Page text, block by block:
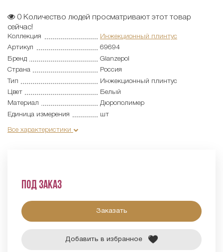
0 Количество людей просматривают этот товар
сейчас!
Коллекция
Инжекционный плинтус
Артикул
69694
Бренд
Glanzepol
Страна
Россия
Тип
Инжекционный плинтус
Цвет
Белый
Материал
Дюрополимер
Единица измерения
шт
Все характеристики
Под заказ
Заказать
Добавить в избранное